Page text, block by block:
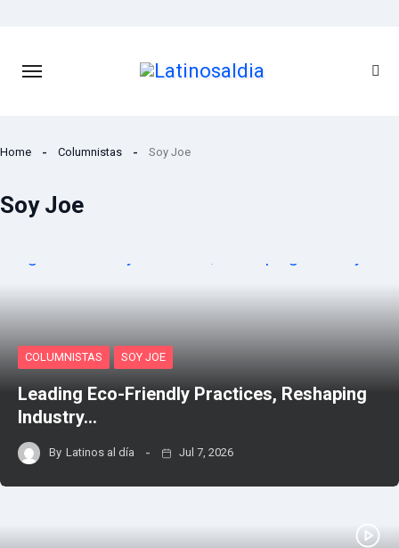
Home Columnistas Soy Joe
Soy Joe
COLUMNISTAS SOY JOE
Leading Eco-Friendly Practices, Reshaping
Industry…
By Latinos al día Jul 7, 2026